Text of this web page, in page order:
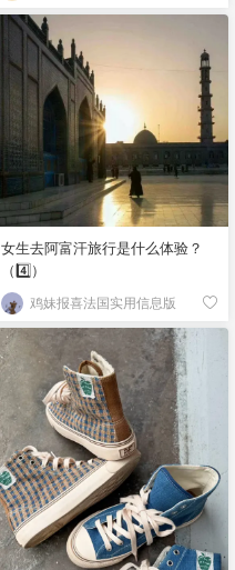
女生去阿富汗旅行是什么体验？
（4️⃣）
鸡妹报喜法国实用信息版